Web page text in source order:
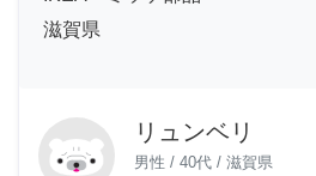
滋賀県
リュンベリ
男性 / 40代 / 滋賀県